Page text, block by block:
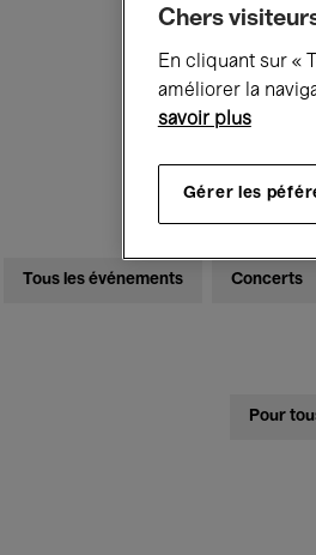
Ce
Tous les événements Concerts
Pour
Chers
En cliquant sur «
améliorer la
savoir plus
Gérer les